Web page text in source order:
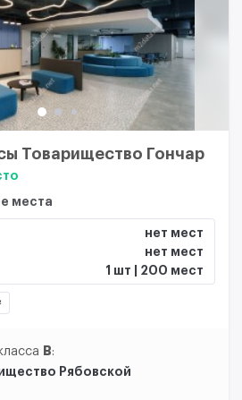
Товарищество Гончар
места
нет мест
нет мест
1 шт | 200 мест
B:
Рябовской